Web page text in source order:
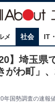
メ 社会 IT
】埼玉県
がわ町」
年国勢調査の速報